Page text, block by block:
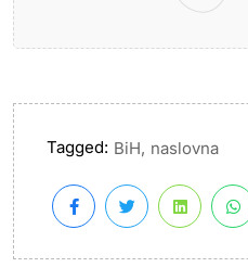
Tagged: BiH, naslovna